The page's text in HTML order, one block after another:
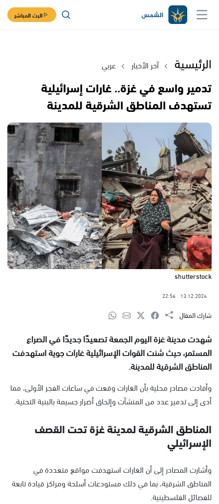
البث المباشر
الرئيسية آخر الأخبار عربي
تدمير واسع في غزة.. غارات إسرائيلية
تستهدف المناطق الشرقية للمدينة
shutterstock
13.12.2024
22:56
شارك المقال
شهدت مدينة غزة اليوم الجمعة تصعيدًا جديدًا في الصراع
المستمر، حيث شنت القوات الإسرائيلية غارات جوية استهدفت
المناطق الشرقية للمدينة.
وأفادت مصادر محلية بأن الغارات وقعت في ساعات الفجر الأولى، مما
أدى إلى تدمير عدد من المنشآت وإلحاق أضرار جسيمة بالبنية التحتية.
المناطق الشرقية لمدينة غزة تحت القصف
الإسرائيلي
وأشارت المصادر إلى أن الغارات استهدفت مواقع متعددة في
المناطق الشرقية، بما في ذلك مستودعات أسلحة ومراكز قيادة تابعة
للفصائل الفلسطينية.